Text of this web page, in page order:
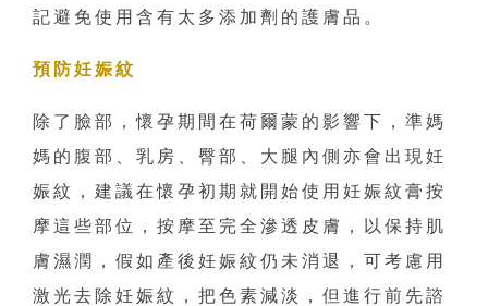
記避免使用含有太多添加劑的護膚品。
預防妊娠紋
除了臉部，懷孕期間在荷爾蒙的影響下，準媽
媽的腹部、乳房、臀部、大腿內側亦會出現妊
娠紋，建議在懷孕初期就開始使用妊娠紋膏按
摩這些部位，按摩至完全滲透皮膚，以保持肌
膚濕潤，假如產後妊娠紋仍未消退，可考慮用
激光去除妊娠紋，把色素減淡，但進行前先諮